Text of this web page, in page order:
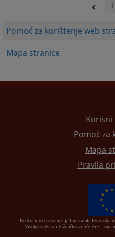
Pomoć za korištenje web
Mapa stranice
1
Korisni
Pomoć za
Mapa
Pravila
Redizajn web stranice je finansirala Evropska
Visoko sudsko i tužilačko vijeće BiH i ona